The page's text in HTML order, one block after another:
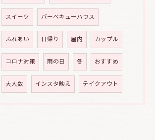
スイーツ バーベキューハウス
ふれあい 日帰り 屋内 カップル
コロナ対策 雨の日 冬 おすすめ
大人数 インスタ映え テイクアウト